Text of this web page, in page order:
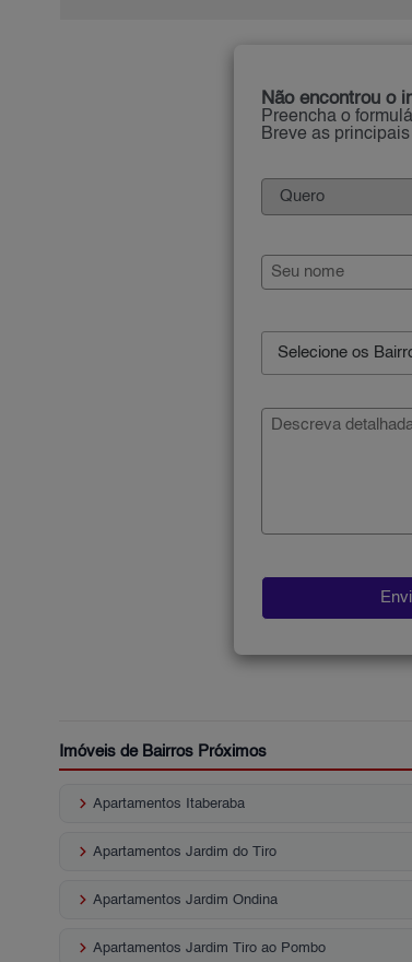
Não encontrou o
Preencha o
Breve as
Selecione os
Imóveis de Bairros Próximos
keyboard_arrow_right Apartamentos Itaberaba
keyboard_arrow_right Apartamentos Jardim do Tiro
keyboard_arrow_right Apartamentos Jardim Ondina
keyboard_arrow_right Apartamentos Jardim Tiro ao Pombo